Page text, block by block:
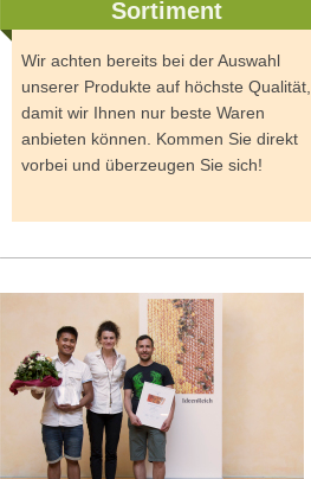
Sortiment
Wir achten bereits bei der Auswahl
unserer Produkte auf höchste Qualität,
damit wir Ihnen nur beste Waren
anbieten können. Kommen Sie direkt
vorbei und überzeugen Sie sich!